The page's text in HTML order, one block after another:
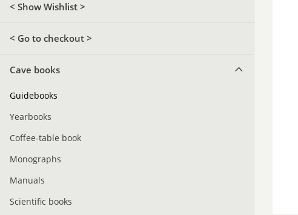
< Show Wishlist >
< Go to checkout >
Cave books
Guidebooks
Yearbooks
Coffee-table book
Monographs
Manuals
Scientific books